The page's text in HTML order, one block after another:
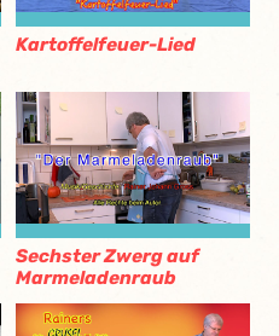
Kartoffelfeuer-Lied
Sechster Zwerg auf
Marmeladenraub